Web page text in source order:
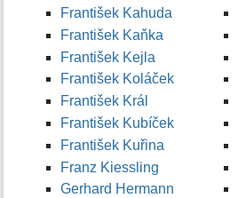
František Kahuda
František Kaňka
František Kejla
František Koláček
František Král
František Kubíček
František Kuřina
Franz Kiessling
Gerhard Hermann